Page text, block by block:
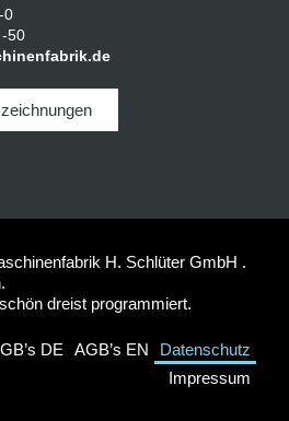
0
50
H. Schlüter GmbH .
dreist programmiert.
DE AGB’s EN
Datenschutz
Impressum